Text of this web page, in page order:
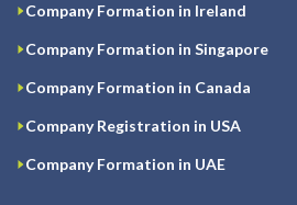
Company Formation in Ireland
Company Formation in Singapore
Company Formation in Canada
Company Registration in USA
Company Formation in UAE